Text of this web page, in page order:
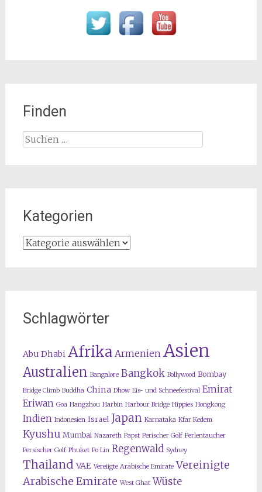
Finden
Suchen
Kategorien
Kategorien
Schlagwörter
Abu Dhabi Afrika Armenien Asien
Australien Bangalore Bangkok Bollywood Bombay
Bridge Climb Buddha China Dhow Eis- und Schneefestival Emirat
Eriwan Goa Hangzhou Harbin Harbour Bridge Hippies Hongkong
Indien Indonesien Israel Japan Karnataka Kfar Kedem
Kyushu Mumbai Nazareth Papst Perischer Golf Perlentaucher
Persischer Golf Phuket Po Lin Regenwald Sydney
Thailand VAE Vereiigte Arabische Emirate Vereinigte
Arabische Emirate West Ghat Wüste